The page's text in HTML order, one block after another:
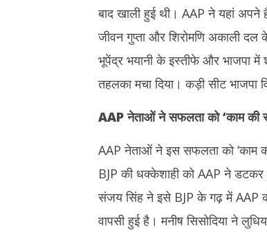
बाद खाली हुई थी। AAP ने यहां अपने
जीवन गुप्ता और शिरोमणि अकाली
भूपेंद्र भयानी के इस्तीफे और भाजपा में
तहलका मचा दिया। कड़ी सीट
AAPनेताओं ने सफलता को ‘काम की
AAP नेताओं ने इस सफलता को ‘काम
BJP की धक्केशाही को AAP ने डटकर
संजय सिंह ने इसे BJP के गढ़ में AAP
वापसी हुई है। मनीष सिसोदिया ने